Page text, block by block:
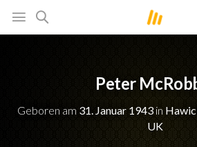
Peter
Geboren am 31. Januar 1943in
UK